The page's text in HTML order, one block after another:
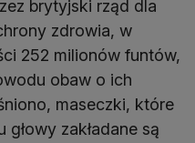
brytyjski rząd dla
zdrowia, w
252 milionów funtów,
obaw o ich
maseczki, które
głowy zakładane są